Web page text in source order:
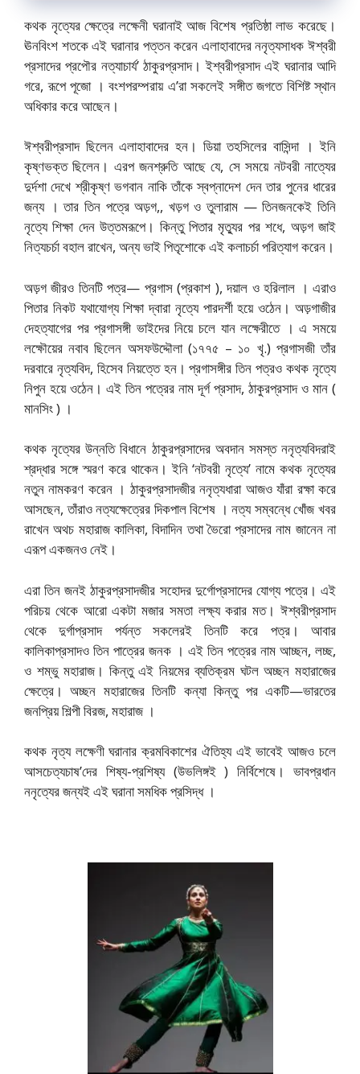
কথক নৃত্যের ক্ষেত্রে লক্ষেনী ঘরানাই আজ বিশেষ প্রতিষ্ঠা লাভ করেছে।
ঊনবিংশ শতকে এই ঘরানার পত্তন করেন এলাহাবাদের ননৃত্যসাধক ঈশ্বরী
প্রসাদের প্রপৌর নত্যাচার্য’ ঠাকুরপ্রসাদ। ইশ্বরীপ্রসাদ এই ঘরানার আদি
গরে, রূপে পূজো । বংশপরম্পরায় এ’রা সকলেই সঙ্গীত জগতে বিশিষ্ট স্থান
অধিকার করে আছেন।
ঈশ্বরীপ্রসাদ ছিলেন এলাহাবাদের হন। ডিয়া তহসিলের বাসিন্দা । ইনি
কৃষ্ণভক্ত ছিলেন। এরপ জনশ্রুতি আছে যে, সে সময়ে নটবরী নাত্যের
দুর্দশা দেখে শ্রীকৃষ্ণ ভগবান নাকি তাঁকে স্বপ্নাদেশ দেন তার পুনের ধারের
জন্য । তার তিন পত্রে অড়গ,, খড়গ ও তুলারাম — তিনজনকেই তিনি
নৃত্যে শিক্ষা দেন উত্তমরূপে। কিন্তু পিতার মৃত্যুর পর শধে, অড়গ জাই
নিত্যচর্চা বহাল রাখেন, অন্য ভাই পিতৃশোকে এই কলাচর্চা পরিত্যাগ করেন।
অড়গ জীরও তিনটি পত্র— প্রগাস (প্রকাশ ), দয়াল ও হরিলাল । এরাও
পিতার নিকট যথাযোগ্য শিক্ষা দ্বারা নৃত্যে পারদর্শী হয়ে ওঠেন। অড়গাজীর
দেহত্যাগের পর প্রগাসঙ্গী ভাইদের নিয়ে চলে যান লক্ষেরীতে । এ সময়ে
লক্ষৌয়ের নবাব ছিলেন অসফউদ্দৌলা (১৭৭৫ – ১০ খৃ.) প্রগাসজী তাঁর
দরবারে নৃত্যবিদ, হিসেব নিয়ত্তে হন। প্রগাসঙ্গীর তিন পত্রও কথক নৃত্যে
নিপুন হয়ে ওঠেন। এই তিন পত্রের নাম দূর্গ প্রসাদ, ঠাকুরপ্রসাদ ও মান (
মানসিং ) ।
কথক নৃত্যের উন্নতি বিধানে ঠাকুরপ্রসাদের অবদান সমস্ত ননৃত্যবিদরাই
শ্রদ্ধার সঙ্গে স্মরণ করে থাকেন। ইনি ‘নটবরী নৃত্যে’ নামে কথক নৃত্যের
নতুন নামকরণ করেন । ঠাকুরপ্রসাদজীর ননৃত্যধারা আজও যাঁরা রক্ষা করে
আসছেন, তাঁরাও নত্যক্ষেত্রের দিকপাল বিশেষ । নত্য সম্বন্ধে খোঁজ খবর
রাখেন অথচ মহারাজ কালিকা, বিদাদিন তথা ভৈরো প্রসাদের নাম জানেন না
এরূপ একজনও নেই।
এরা তিন জনই ঠাকুরপ্রসাদজীর সহোদর দুর্গোপ্রসাদের যোগ্য পত্রে। এই
পরিচয় থেকে আরো একটা মজার সমতা লক্ষ্য করার মত। ঈশ্বরীপ্রসাদ
থেকে দুর্গাপ্রসাদ পর্যন্ত সকলেরই তিনটি করে পত্র। আবার
কালিকাপ্রসাদও তিন পাত্রের জনক । এই তিন পত্রের নাম আচ্ছন, লচ্ছ,
ও শম্ভু মহারাজ। কিন্তু এই নিয়মের ব্যতিক্রম ঘটল অচ্ছন মহারাজের
ক্ষেত্রে। অচ্ছন মহারাজের তিনটি কন্যা কিন্তু পর একটি—ভারতের
জনপ্রিয় শিল্পী বিরজ, মহারাজ ।
কথক নৃত্য লক্ষেণী ঘরানার ক্রমবিকাশের ঐতিহ্য এই ভাবেই আজও চলে
আসচেত্যচাষ’দের শিষ্য-প্রশিষ্য (উভলিঙ্গই ) নির্বিশেষে। ভাবপ্রধান
ননৃত্যের জন্যই এই ঘরানা সমধিক প্রসিদ্ধ ।